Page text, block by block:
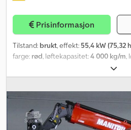
Prisinformasjon
Tilstand: brukt, effekt: 55,4 kW (75,32
farge: rød, løftekapasitet:4 000 kg/m,
, Utstyr:
palle gafler,